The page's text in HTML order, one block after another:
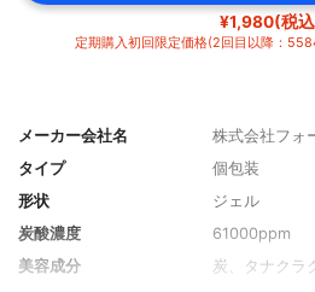
¥1,980(税
定期購入初回限定価格(2回目以降：
メーカー会社名
株式会社フォ
タイプ
個包装
形状
ジェル
炭酸濃度
61000ppm
美容成分
炭、タナクラ